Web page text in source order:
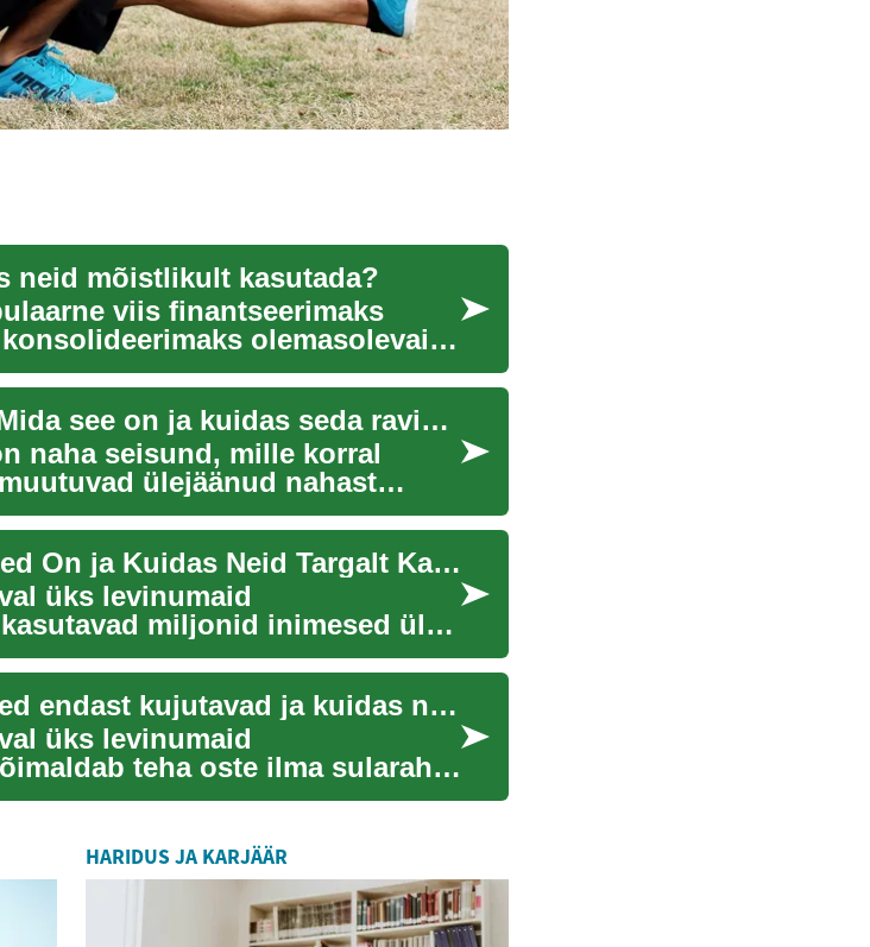
neid mõistlikult kasutada?
viis finantseerimaks
olemasolevaid
Hüperpigmentatsioon: Mida see on ja kuidas seda ravida?
naha seisund, mille korral
ülejäänud nahast
Krediitkaardid: Mida Need On ja Kuidas Neid Targalt Kasutada
üks levinumaid
miljonid inimesed üle
Krediitkaardid: Mida need endast kujutavad ja kuidas neid targalt kasutada?
üks levinumaid
teha oste ilma sularaha
HARIDUS JA KARJÄÄR